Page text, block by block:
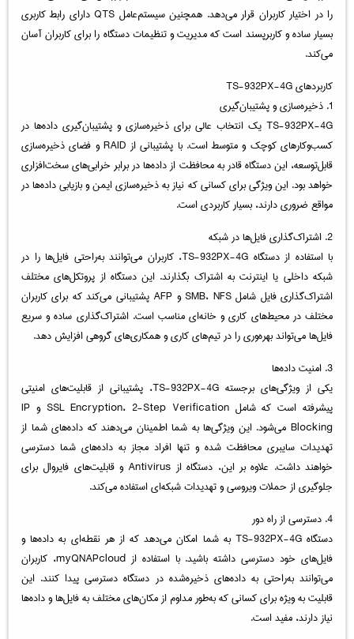
را در اختیار کاربران قرار می‌دهد. همچنین سیستم‌عامل QTS دارای رابط کاربری
بسیار ساده و کاربرپسند است که مدیریت و تنظیمات دستگاه را برای کاربران آسان
می‌کند.
کاربردهای TS-932PX-4G
1. ذخیره‌سازی و پشتیبان‌گیری
TS-932PX-4G یک انتخاب عالی برای ذخیره‌سازی و پشتیبان‌گیری داده‌ها در
کسب‌وکارهای کوچک و متوسط است. با پشتیبانی از RAID و فضای ذخیره‌سازی
قابل‌توسعه، این دستگاه قادر به محافظت از داده‌ها در برابر خرابی‌های سخت‌افزاری
خواهد بود. این ویژگی برای کسانی که نیاز به ذخیره‌سازی ایمن و بازیابی داده‌ها در
مواقع ضروری دارند، بسیار کاربردی است.
2. اشتراک‌گذاری فایل‌ها در شبکه
با استفاده از دستگاه TS-932PX-4G، کاربران می‌توانند به‌راحتی فایل‌ها را در
شبکه داخلی یا اینترنت به اشتراک بگذارند. این دستگاه از پروتکل‌های مختلف
اشتراک‌گذاری فایل شامل SMB، NFS و AFP پشتیبانی می‌کند که برای کاربران
مختلف در محیط‌های کاری و خانه‌ای مناسب است. اشتراک‌گذاری ساده و سریع
فایل‌ها می‌تواند بهره‌وری را در تیم‌های کاری و همکاری‌های گروهی افزایش دهد.
3. امنیت داده‌ها
یکی از ویژگی‌های برجسته TS-932PX-4G، پشتیبانی از قابلیت‌های امنیتی
پیشرفته است که شامل SSL Encryption، 2-Step Verification و IP
Blocking می‌شود. این ویژگی‌ها به شما اطمینان می‌دهند که داده‌های شما از
تهدیدات سایبری محافظت شده و تنها افراد مجاز به داده‌های شما دسترسی
خواهند داشت. علاوه بر این، دستگاه از Antivirus و قابلیت‌های فایروال برای
جلوگیری از حملات ویروسی و تهدیدات شبکه‌ای استفاده می‌کند.
4. دسترسی از راه دور
دستگاه TS-932PX-4G به شما امکان می‌دهد که از هر نقطه‌ای به داده‌ها و
فایل‌های خود دسترسی داشته باشید. با استفاده از myQNAPcloud، کاربران
می‌توانند به‌راحتی به داده‌های ذخیره‌شده در دستگاه دسترسی پیدا کنند. این
قابلیت به ویژه برای کسانی که به‌طور مداوم از مکان‌های مختلف به فایل‌ها و داده‌ها
نیاز دارند، مفید است.